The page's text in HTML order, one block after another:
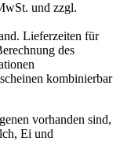
und zzgl.
Lieferzeiten für
des
kombinierbar
vorhanden sind,
Ei und